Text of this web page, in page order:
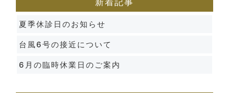
新着記事
夏季休診日のお知らせ
台風6号の接近について
6月の臨時休業日のご案内